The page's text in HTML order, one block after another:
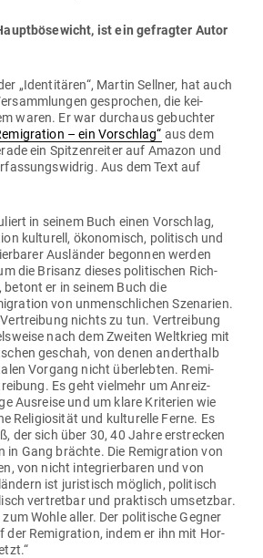
ist ein gefragter Autor
„Iden­ti­tären“, Martin Sellner, hat auch
gesprochen, die kei­
waren. Er war durchaus gebuchter
– ein Vor­schlag“ aus dem
ein Spit­zen­reiter auf Amazon und
Aus dem Text auf
in seinem Buch einen Vor­schlag,
kul­turell, öko­no­misch, poli­tisch und
Aus­länder begonnen werden
die Brisanz dieses poli­ti­schen Rich­
er in seinem Buch die
von unmensch­lichen Sze­narien.
nichts zu tun. Ver­treibung
nach dem Zweiten Welt­krieg mit
geschah, von denen anderthalb
Vorgang nicht über­lebten. Remi­
Es geht vielmehr um Anreiz­
Aus­reise und um klare Kri­terien wie
Reli­gio­sität und kul­tu­relle Ferne. Es
der sich über 30, 40 Jahre erstrecken
in Gang brächte. Die Remi­gration von
von nicht inte­grier­baren und von
ist juris­tisch möglich, poli­tisch
ver­tretbar und prak­tisch umsetzbar.
Wohle aller. Der poli­tische Gegner
der Remi­gration, indem er ihn mit Hor­